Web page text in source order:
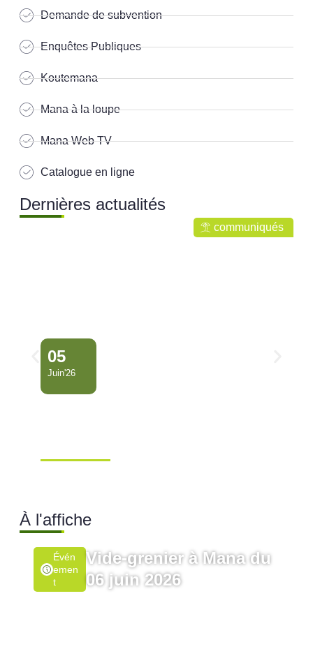
Demande de subvention
Enquêtes Publiques
Koutemana
Mana à la loupe
Mana Web TV
Catalogue en ligne
Dernières actualités
communiqués
05
Juin'26
À l'affiche
Évén
Emen
T
Vide-grenier à Mana du
06 juin 2026